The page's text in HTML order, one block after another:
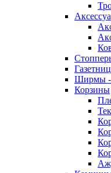
Ширмы -
Корзины